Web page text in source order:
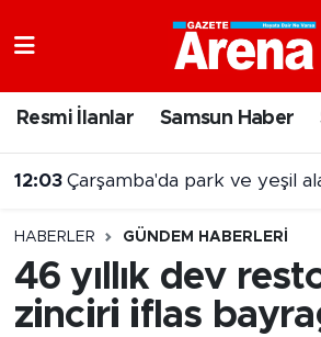
Resmi İlanlar Samsun Haber
12:03 Çarşamba'da park ve yeşil
HABERLER GÜNDEM HABERLERI
46 yıllık dev
zinciri iflas
Samsun Namaz Vakitleri
Süper Lig Puan Durumu ve